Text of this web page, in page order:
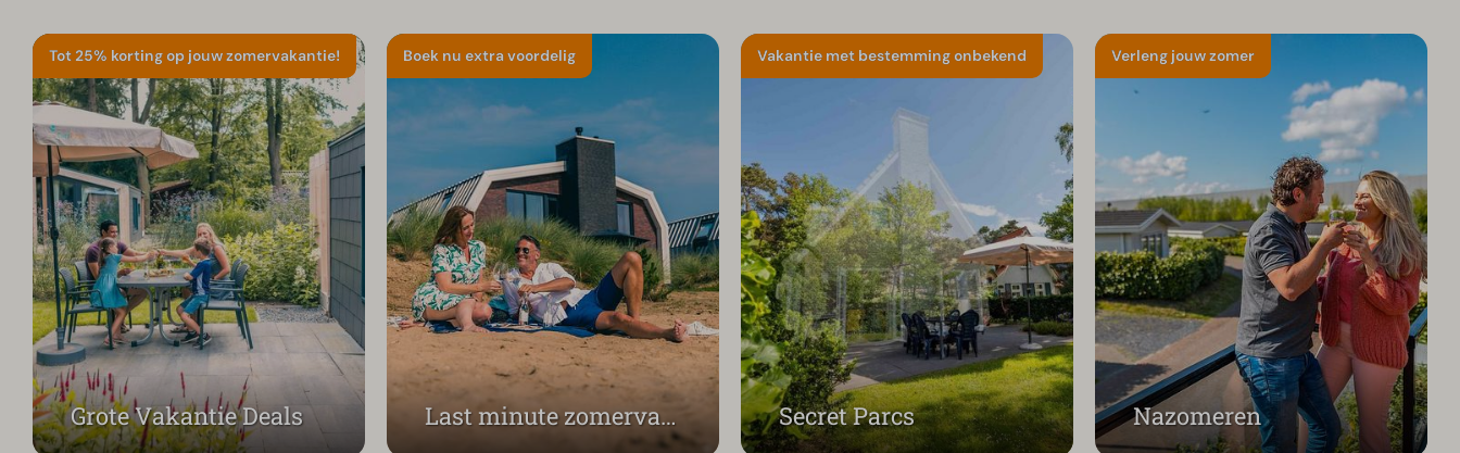
Grote Vakantie Deals
Tot 25% korting op jouw zomervakantie!
Last minute zomervakantie
Boek nu extra voordelig
Secret Parcs
Vakantie met bestemming onbekend
Nazomeren
Verleng jouw zomer